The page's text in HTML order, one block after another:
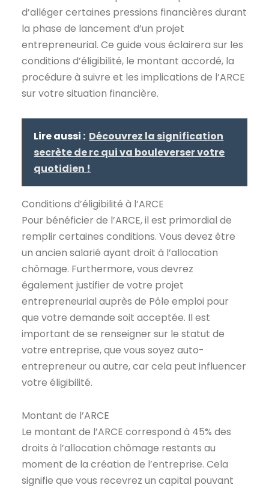
d’alléger certaines pressions financières durant
la phase de lancement d’un projet
entrepreneurial. Ce guide vous éclairera sur les
conditions d’éligibilité, le montant accordé, la
procédure à suivre et les implications de l’ARCE
sur votre situation financière.
Lire aussi : Découvrez la signification
secrète de rc qui va bouleverser votre
quotidien !
Conditions d’éligibilité à l’ARCE
Pour bénéficier de l’ARCE, il est primordial de
remplir certaines conditions. Vous devez être
un ancien salarié ayant droit à l’allocation
chômage. Furthermore, vous devrez
également justifier de votre projet
entrepreneurial auprès de Pôle emploi pour
que votre demande soit acceptée. Il est
important de se renseigner sur le statut de
votre entreprise, que vous soyez auto-
entrepreneur ou autre, car cela peut influencer
votre éligibilité.
Montant de l’ARCE
Le montant de l’ARCE correspond à 45% des
droits à l’allocation chômage restants au
moment de la création de l’entreprise. Cela
signifie que vous recevrez un capital pouvant